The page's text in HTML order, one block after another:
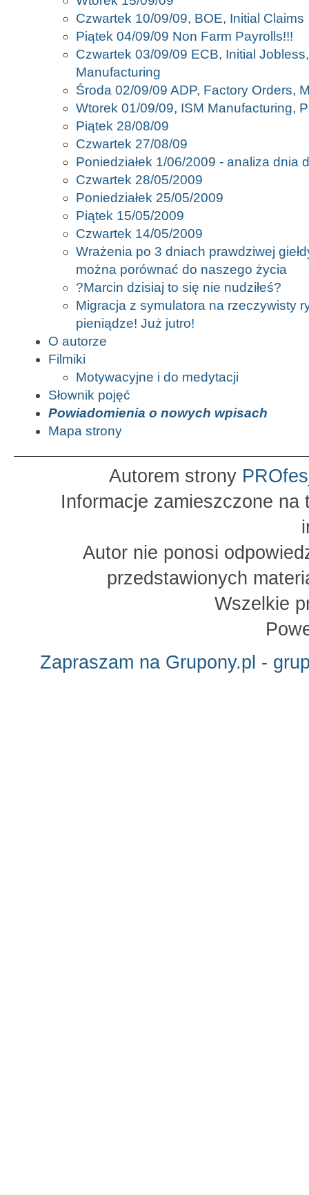
Czwartek 10/09/09, BOE, Initial Claims
Piątek 04/09/09 Non Farm Payrolls!!!
Czwartek 03/09/09 ECB, Initial
Manufacturing
Środa 02/09/09 ADP, Factory Orders,
Wtorek 01/09/09, ISM Manufacturing,
Piątek 28/08/09
Czwartek 27/08/09
Poniedziałek 1/06/2009 - analiza dnia
Czwartek 28/05/2009
Poniedziałek 25/05/2009
Piątek 15/05/2009
Czwartek 14/05/2009
Wrażenia po 3 dniach prawdziwej
można porównać do naszego życia
?Marcin dzisiaj to się nie nudziłeś?
Migracja z symulatora na rzeczywisty
pieniądze! Już jutro!
O autorze
Filmiki
Motywacyjne i do medytacji
Słownik pojęć
Powiadomienia o nowych wpisach
Mapa strony
Autorem strony
Informacje zamieszczone
Autor nie ponosi
przedstawionych
Wszelkie
Zapraszam na Grupony.pl -